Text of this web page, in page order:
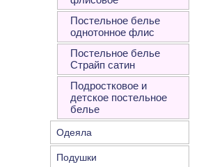
Постельное белье
однотонное флис
Постельное белье
Страйп сатин
Подростковое и
детское постельное
белье
Одеяла
Подушки